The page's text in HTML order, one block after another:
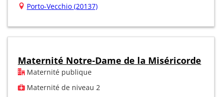
Porto-Vecchio (20137)
Maternité Notre-Dame de la Miséricorde
Maternité publique
Maternité de niveau 2